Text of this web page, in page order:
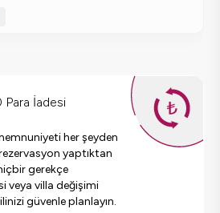
İadesi
her şeyden
yaptıktan
gerekçe
veya villa değişimi
güvenle planlayın.